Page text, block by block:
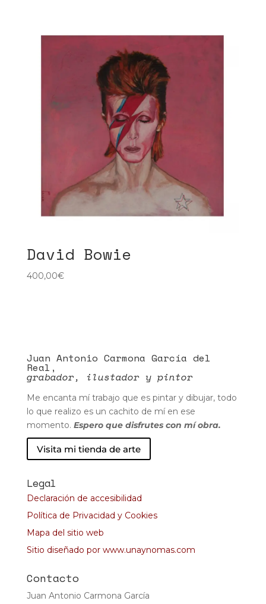
David Bowie
400,00€
Juan Antonio Carmona García del
Real,
grabador, ilustador y pintor
Me encanta mí trabajo que es pintar y dibujar, todo
lo que realizo es un cachito de mí en ese
momento. Espero que disfrutes con mí obra.
Visita mi tienda de arte
Legal
Declaración de accesibilidad
Política de Privacidad y Cookies
Mapa del sitio web
Sitio diseñado por www.unaynomas.com
Contacto
Juan Antonio Carmona García